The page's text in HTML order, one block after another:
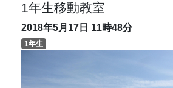
1年生移動教室
2018年5月17日 11時48分
1年生